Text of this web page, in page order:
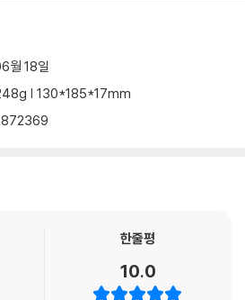
월 18일
| 130*185*17mm
한줄평
10.0